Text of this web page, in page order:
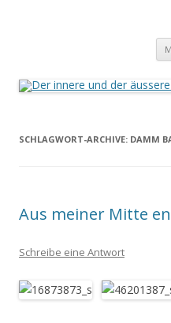
SCHLAGWORT-ARCHIVE: DAMM
Aus meiner Mitte
Schreibe eine Antwort